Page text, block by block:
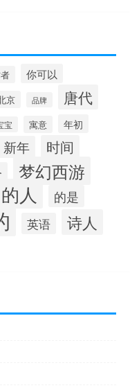
你可以
京 品牌 唐代
宝 寓意 年初
新年 时间
梦幻西游
的人 的是
英语 诗人